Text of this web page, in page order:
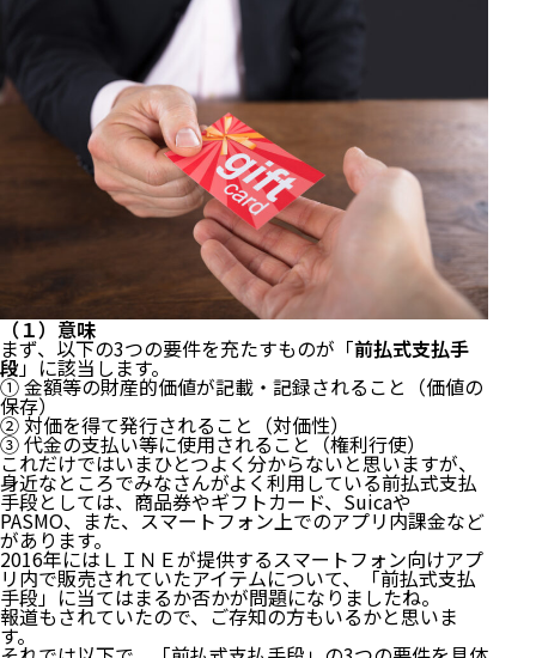
（１）意味
まず、以下の3つの要件を充たすものが「前払式支払手
段」に該当します。
① 金額等の財産的価値が記載・記録されること（価値の
保存）
② 対価を得て発行されること（対価性）
③ 代金の支払い等に使用されること（権利行使）
これだけではいまひとつよく分からないと思いますが、
身近なところでみなさんがよく利用している前払式支払
手段としては、商品券やギフトカード、Suicaや
PASMO、また、スマートフォン上でのアプリ内課金など
があります。
2016年にはＬＩＮＥが提供するスマートフォン向けアプ
リ内で販売されていたアイテムについて、「前払式支払
手段」に当てはまるか否かが問題になりましたね。
報道もされていたので、ご存知の方もいるかと思いま
す。